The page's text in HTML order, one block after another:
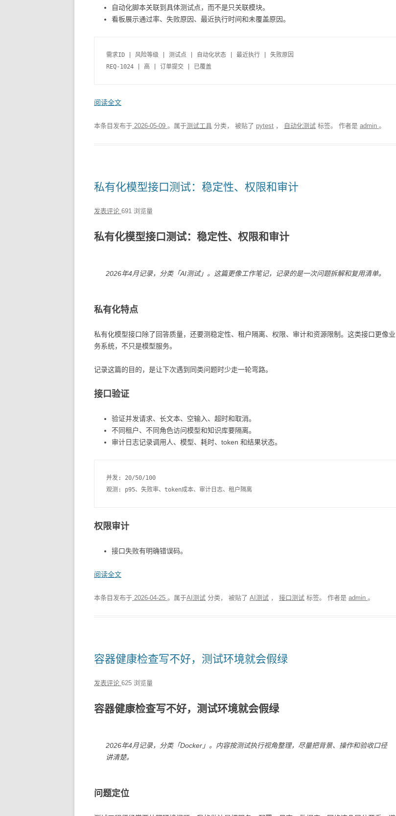
自动化脚本关联到具体测试点，而不是只关联模块。
看板展示通过率、失败原因、最近执行时间和未覆盖原因。
需求ID | 风险等级 | 测试点 | 自动化状态 | 最近执行 | 失败原因
REQ-1024 | 高 | 订单提交 | 已覆盖
阅读全文
本条目发布于 2026-05-09 。属于测试工具 分类， 被贴了 pytest ， 自动化测试 标签。 作者是 admin 。
私有化模型接口测试：稳定性、权限和审计
发表评论 691 浏览量
私有化模型接口测试：稳定性、权限和审计
2026年4月记录，分类「AI测试」。这篇更像工作笔记，记录的是一次问题拆解和复用清单。
私有化特点
私有化模型接口除了回答质量，还要测稳定性、租户隔离、权限、审计和资源限制。这类接口更像业
务系统，不只是模型服务。
记录这篇的目的，是让下次遇到同类问题时少走一轮弯路。
接口验证
验证并发请求、长文本、空输入、超时和取消。
不同租户、不同角色访问模型和知识库要隔离。
审计日志记录调用人、模型、耗时、token 和结果状态。
并发: 20/50/100
权限审计
接口失败有明确错误码。
阅读全文
本条目发布于 2026-04-25 。属于AI测试 分类， 被贴了 AI测试 ， 接口测试 标签。 作者是 admin 。
容器健康检查写不好，测试环境就会假绿
发表评论 625 浏览量
容器健康检查写不好，测试环境就会假绿
2026年4月记录，分类「Docker」。内容按测试执行视角整理，尽量把背景、操作和验收口径
讲清楚。
问题定位